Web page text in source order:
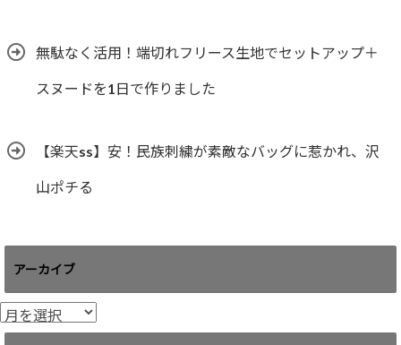
無駄なく活用！端切れフリース生地でセットアップ＋
スヌードを1日で作りました
【楽天ss】安！民族刺繍が素敵なバッグに惹かれ、沢
山ポチる
アーカイブ
ア
ー